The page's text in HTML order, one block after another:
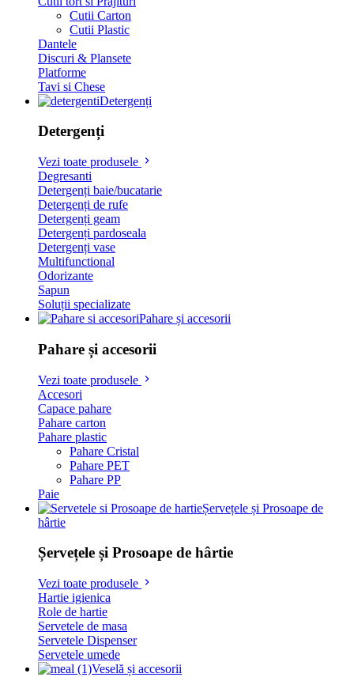
Cutii Carton
Cutii Plastic
Dantele
Discuri & Plansete
Platforme
Tavi si Chese
Detergenți
Detergenți
Vezi toate produsele
Degresanti
Detergenți baie/bucatarie
Detergenți de rufe
Detergenți geam
Detergenți pardoseala
Detergenți vase
Multifunctional
Odorizante
Sapun
Soluții specializate
Pahare și accesorii
Pahare și accesorii
Vezi toate produsele
Accesori
Capace pahare
Pahare carton
Pahare plastic
Pahare Cristal
Pahare PET
Pahare PP
Paie
Șervețele și Prosoape de
hârtie
Șervețele și Prosoape de hârtie
Vezi toate produsele
Hartie igienica
Role de hartie
Servetele de masa
Servetele Dispenser
Servetele umede
Veselă și accesorii